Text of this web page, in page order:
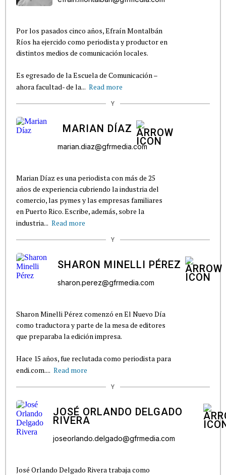
Por los pasados cinco años, Efraín Montalbán
Ríos ha ejercido como periodista y productor en
distintos medios de comunicación locales.
Es egresado de la Escuela de Comunicación –
ahora facultad- de la... Read more
Y
MARIAN DÍAZ
marian.diaz@gfrmedia.com
Marian Díaz es una periodista con más de 25
años de experiencia cubriendo la industria del
comercio, las pymes y las empresas familiares
en Puerto Rico. Escribe, además, sobre la
industria... Read more
Y
SHARON MINELLI PÉREZ
sharon.perez@gfrmedia.com
Sharon Minelli Pérez comenzó en El Nuevo Día
como traductora y parte de la mesa de editores
que preparaba la edición impresa.
Hace 15 años, fue reclutada como periodista para
endi.com.... Read more
Y
JOSÉ ORLANDO DELGADO
RIVERA
joseorlando.delgado@gfrmedia.com
José Orlando Delgado Rivera trabaja como